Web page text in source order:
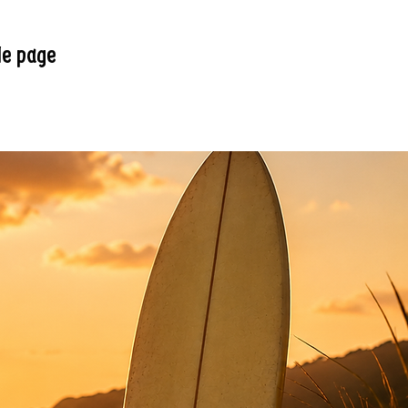
page